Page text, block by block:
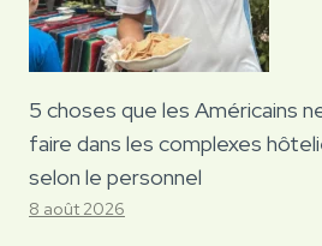
5 choses que les Américains
faire dans les complexes
selon le personnel
8 août 2026